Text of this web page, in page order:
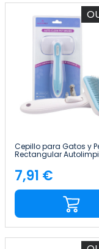
Cepillo para Gatos y
Rectangular
Antienredos con Botón
Liberación Glückpet
Precio
7,91 €